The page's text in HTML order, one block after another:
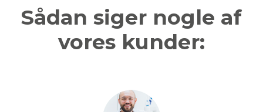
Sådan siger nogle af
vores kunder: